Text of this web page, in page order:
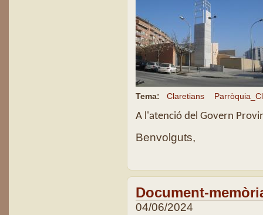
Tema: Claretians
A l'atenció del Govern
Benvolguts,
Document-
04/06/2024